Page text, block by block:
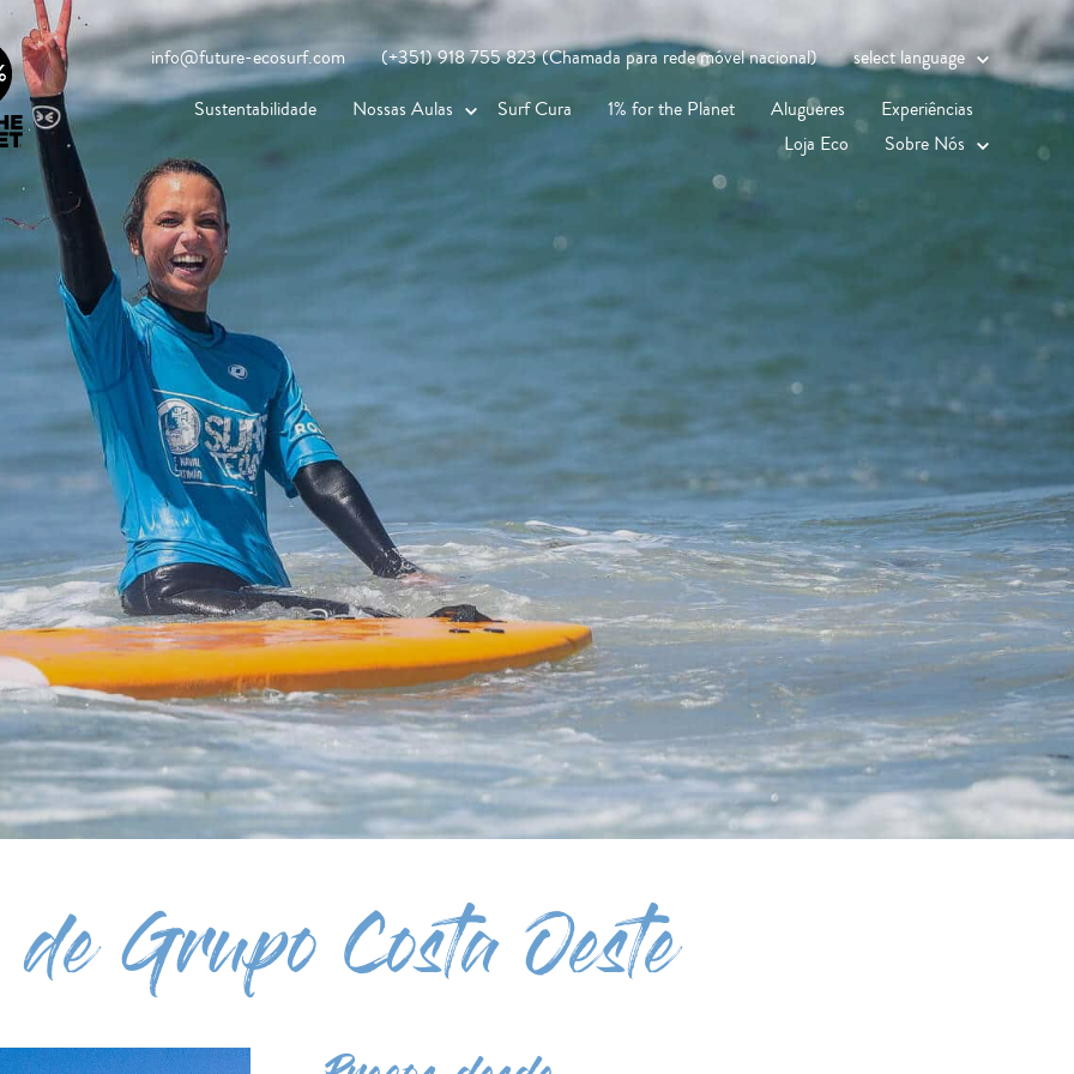
info@future-ecosurf.com (+351) 918 755 823 (Chamada para rede móvel nacional)
select language
Sustentabilidade
Nossas Aulas Surf Cura 1% for the Planet Alugueres
Experiências
Loja Eco
Sobre Nós
Grupo Costa Oeste